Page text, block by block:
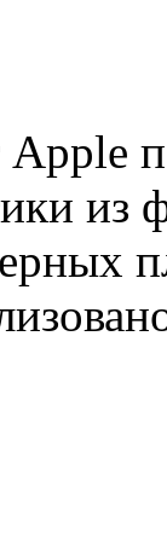
Apple
из